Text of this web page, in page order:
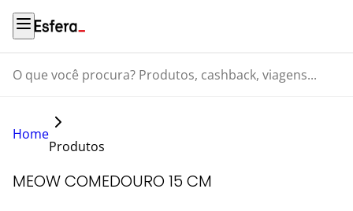
O que você procura? Produtos, cashback, viagens...
Home
Produtos
MEOW COMEDOURO 15 CM